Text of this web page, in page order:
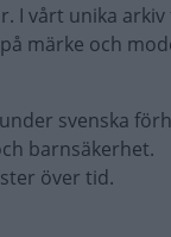
I vårt unika
märke och
svenska
barnsäkerhet.
över tid.